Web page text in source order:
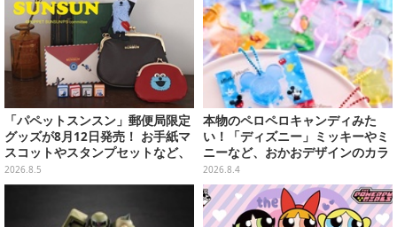
「パペットスンスン」郵便局限定
グッズが8月12日発売！ お手紙マ
スコットやスタンプセットなど、
可愛すぎる全5アイテムがライン
ナップ
2026.8.5
本物のペロペロキャンディみた
い！「ディズニー」ミッキーやミ
ニーなど、おかおデザインのカラ
フルチャーム全10種が8月31日発
売
2026.8.4